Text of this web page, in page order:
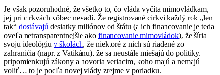
Je však pozoruhodné, že všetko to, čo vláda vyčíta mimovládkam,
jej pri cirkvách vôbec nevadí. Že registrované cirkvi každý rok „len
tak“ dostávajú desiatky miliónov od štátu (a ich financovanie je teda
oveľa netransparentnejšie ako financovanie mimovládok), že šíria
svoju ideológiu v školách, že niektoré z nich sú riadené zo
zahraničia (napr. z Vatikánu), že sa neustále miešajú do politiky,
pripomienkujú zákony a hovoria veriacim, koho majú a nemajú
voliť… to je podľa novej vlády zrejme v poriadku.